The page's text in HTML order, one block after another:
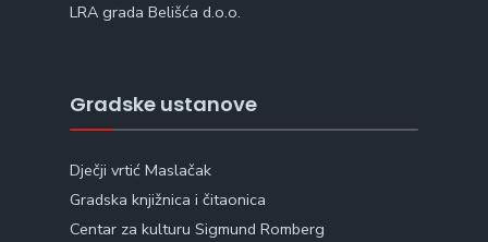
LRA grada Belišća d.o.o.
Gradske ustanove
Dječji vrtić Maslačak
Gradska knjižnica i čitaonica
Centar za kulturu Sigmund Romberg